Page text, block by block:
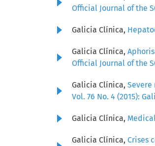
Official Journal of the
Galicia Clínica,
Galicia Clínica,
Official Journal of the
Galicia Clínica,
Vol. 76 No. 4 (2015):
Galicia Clínica,
Galicia Clínica, Crises